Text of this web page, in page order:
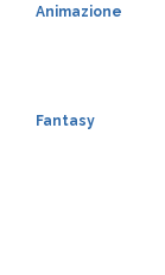
Animazione
Fantasy